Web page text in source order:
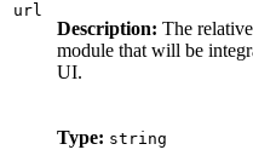
url
Description: The
module that will be
UI.
Type: string